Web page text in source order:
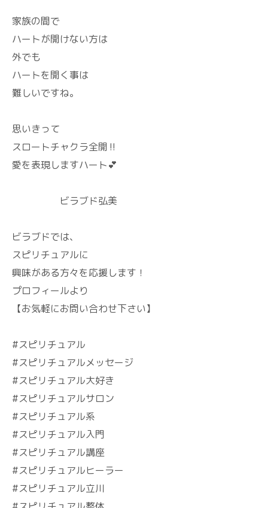
家族の間で
ハートが開けない方は
外でも
ハートを開く事は
難しいですね。
思いきって
スロートチャクラ全開‼️
愛を表現しますハート💕
ビラブド弘美
ビラブドでは、
スピリチュアルに
興味がある方々を応援します！
プロフィールより
【お気軽にお問い合わせ下さい】
#スピリチュアル
#スピリチュアルメッセージ
#スピリチュアル大好き
#スピリチュアルサロン
#スピリチュアル系
#スピリチュアル入門
#スピリチュアル講座
#スピリチュアルヒーラー
#スピリチュアル立川